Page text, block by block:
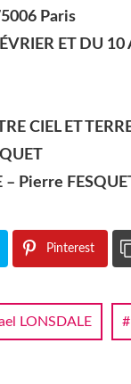
Paris
ET DU
CIEL ET
Pierre
Pinterest
LONSDALE